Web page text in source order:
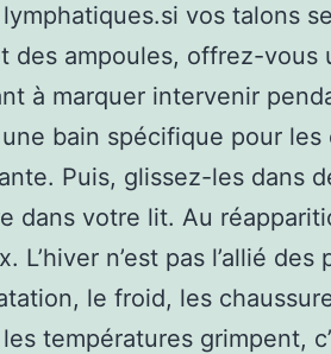
vos talons
des ampoules, offrez-vous
à marquer intervenir
bain spécifique pour les
Puis, glissez-les dans
dans votre lit. Au
L’hiver n’est pas l’allié
le froid, les
températures grimpent,